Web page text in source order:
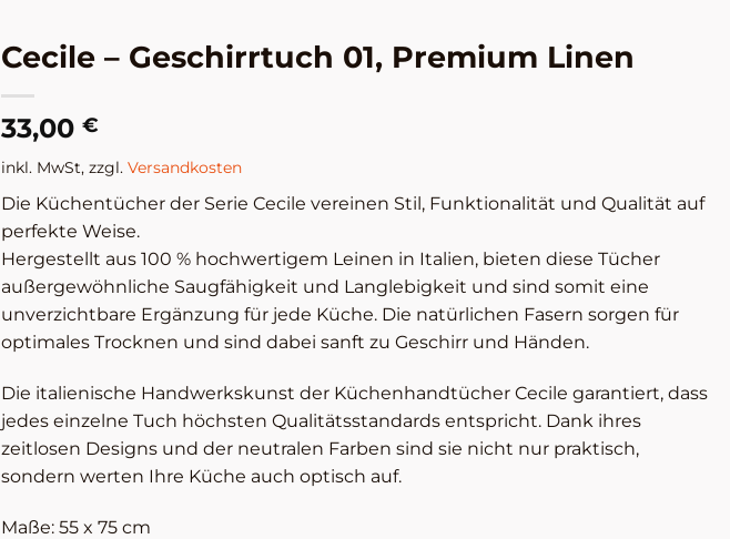
Cecile – Geschirrtuch 01, Premium Linen
33,00 €
inkl. MwSt, zzgl. Versandkosten
Die Küchentücher der Serie Cecile vereinen Stil, Funktionalität und Qualität auf
perfekte Weise.
Hergestellt aus 100 % hochwertigem Leinen in Italien, bieten diese Tücher
außergewöhnliche Saugfähigkeit und Langlebigkeit und sind somit eine
unverzichtbare Ergänzung für jede Küche. Die natürlichen Fasern sorgen für
optimales Trocknen und sind dabei sanft zu Geschirr und Händen.
Die italienische Handwerkskunst der Küchenhandtücher Cecile garantiert, dass
jedes einzelne Tuch höchsten Qualitätsstandards entspricht. Dank ihres
zeitlosen Designs und der neutralen Farben sind sie nicht nur praktisch,
sondern werten Ihre Küche auch optisch auf.
Maße: 55 x 75 cm